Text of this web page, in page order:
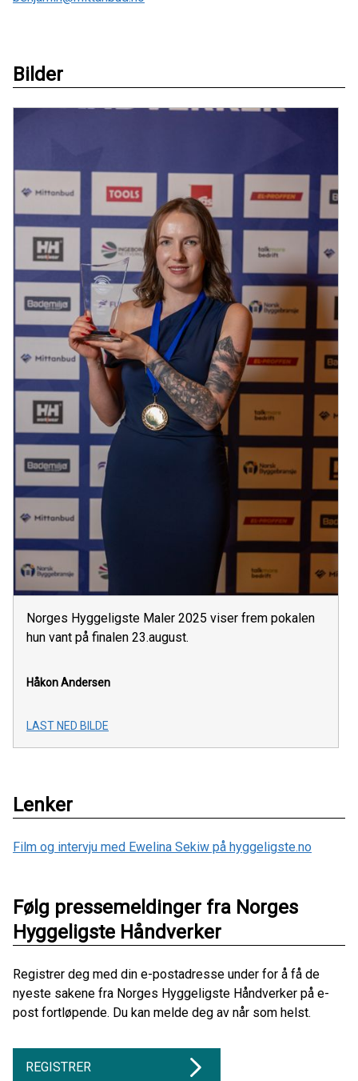
Bilder
Norges Hyggeligste Maler 2025 viser frem pokalen
hun vant på finalen 23.august.
Håkon Andersen
LAST NED BILDE
Lenker
Film og intervju med Ewelina Sekiw på hyggeligste.no
Følg pressemeldinger fra Norges
Hyggeligste Håndverker
Registrer deg med din e-postadresse under for å få de
nyeste sakene fra Norges Hyggeligste Håndverker på e-
post fortløpende. Du kan melde deg av når som helst.
REGISTRER